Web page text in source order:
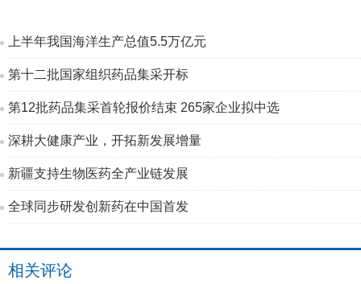
上半年我国海洋生产总值5.5万亿元
第十二批国家组织药品集采开标
第12批药品集采首轮报价结束 265家企业拟中选
深耕大健康产业，开拓新发展增量
新疆支持生物医药全产业链发展
全球同步研发创新药在中国首发
相关评论